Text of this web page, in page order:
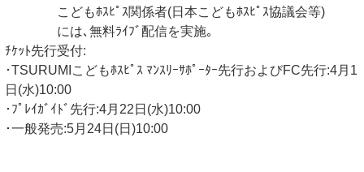
こどもﾎｽﾋﾟｽ関係者(日本こどもﾎｽﾋﾟｽ協議会等)
には､無料ﾗｲﾌﾞ配信を実施｡
ﾁｹｯﾄ先行受付:
･TSURUMIこどもﾎｽﾋﾟｽ ﾏﾝｽﾘｰｻﾎﾟｰﾀｰ先行およびFC先行:4月1
日(水)10:00
･ﾌﾟﾚｲｶﾞｲﾄﾞ先行:4月22日(水)10:00
･一般発売:5月24日(日)10:00